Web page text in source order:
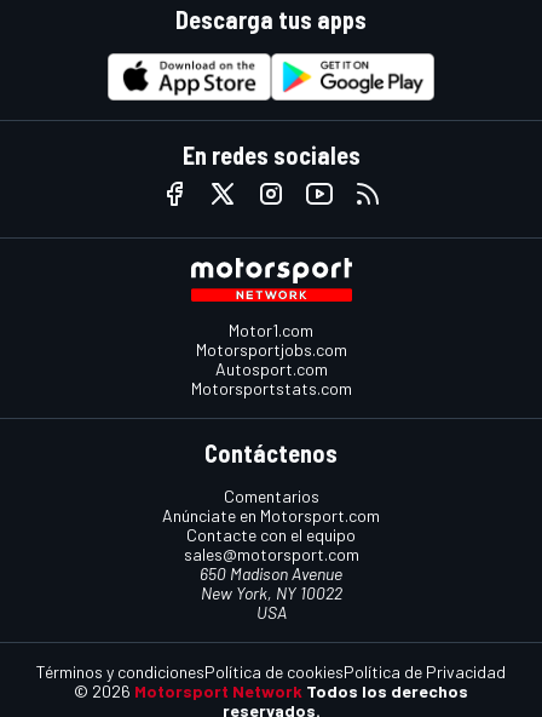
Descarga tus apps
En redes sociales
Motor1.com
Motorsportjobs.com
Autosport.com
Motorsportstats.com
Contáctenos
Comentarios
Anúnciate en Motorsport.com
Contacte con el equipo
sales@motorsport.com
650 Madison Avenue
New York, NY 10022
USA
© 2026 Motorsport Network Todos los derechos
reservados.
Términos y condicionesPolítica de cookiesPolítica de Privacidad